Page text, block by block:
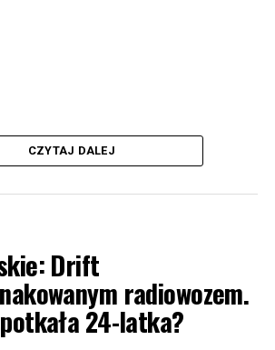
CZYTAJ DALEJ
Drift
radiowozem.
24-latka?